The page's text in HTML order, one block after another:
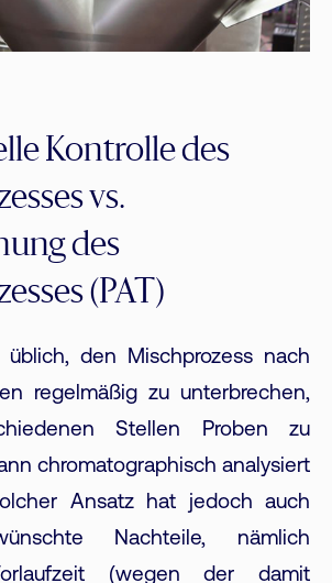
Kontrolle des
vs.
des
(PAT)
den Mischprozess nach
regelmäßig zu unterbrechen,
Stellen Proben zu
chromatographisch analysiert
Ansatz hat jedoch auch
Nachteile, nämlich
(wegen der damit